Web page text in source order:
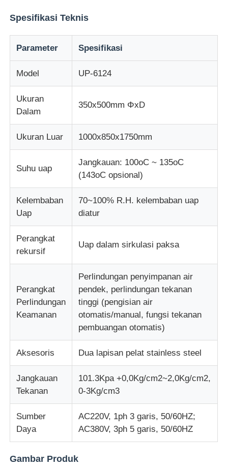
mesin pengujian abrasi
peralatan pengujian karet
Peralatan Pengujian Alas Kaki
Peralatan pengujian bahan bangunan
Peralatan pengujian kemasan
Peralatan pengujian perekat
mesin uji kain
Pengontrol Suhu Dan Kelembapan
Penguji kekerasan
Spesifikasi Teknis
Parameter Spesifikasi
Model UP-6124
Ukuran
Dalam
350x500mm ΦxD
Ukuran Luar 1000x850x1750mm
Suhu uap
Jangkauan: 100oC ~ 135oC
(143oC opsional)
Kelembaban
Uap
70~100% R.H. kelembaban uap
diatur
Perangkat
rekursif
Uap dalam sirkulasi paksa
Perangkat
Perlindungan
Keamanan
Perlindungan penyimpanan air
pendek, perlindungan tekanan
tinggi (pengisian air
otomatis/manual, fungsi tekanan
pembuangan otomatis)
Aksesoris Dua lapisan pelat stainless steel
Jangkauan
Tekanan
101.3Kpa +0,0Kg/cm2~2,0Kg/cm2,
0-3Kg/cm3
Sumber
Daya
AC220V, 1ph 3 garis, 50/60HZ;
AC380V, 3ph 5 garis, 50/60HZ
Gambar Produk